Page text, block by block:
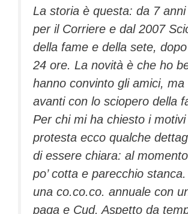
La storia è questa: da 7
per il Corriere e dal 2007
della fame e della sete,
24 ore. La novità è che ho
hanno convinto gli amici, ma
avanti con lo sciopero della
Per chi mi ha chiesto i motivi
protesta ecco qualche
di essere chiara: al
po’ cotta e parecchio
una co.co.co. annuale con
paga e Cud. Aspetto da